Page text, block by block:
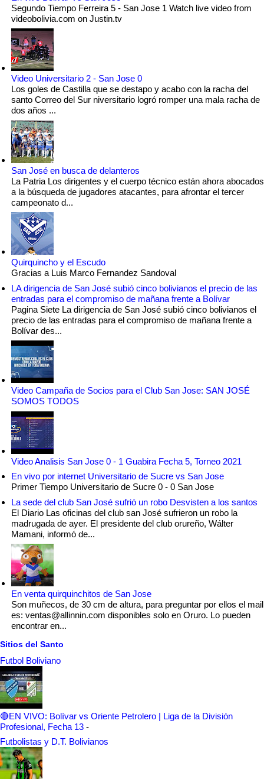
Segundo Tiempo Ferreira 5 - San Jose 1 Watch live video from
videobolivia.com on Justin.tv
Video Universitario 2 - San Jose 0
Los goles de Castilla que se destapo y acabo con la racha del
santo Correo del Sur niversitario logró romper una mala racha de
dos años ...
San José en busca de delanteros
La Patria Los dirigentes y el cuerpo técnico están ahora abocados
a la búsqueda de jugadores atacantes, para afrontar el tercer
campeonato d...
Quirquincho y el Escudo
Gracias a Luis Marco Fernandez Sandoval
LA dirigencia de San José subió cinco bolivianos el precio de las
entradas para el compromiso de mañana frente a Bolívar
Pagina Siete La dirigencia de San José subió cinco bolivianos el
precio de las entradas para el compromiso de mañana frente a
Bolívar des...
Video Campaña de Socios para el Club San Jose: SAN JOSÉ
SOMOS TODOS
Video Analisis San Jose 0 - 1 Guabira Fecha 5, Torneo 2021
En vivo por internet Universitario de Sucre vs San Jose
Primer Tiempo Universitario de Sucre 0 - 0 San Jose
La sede del club San José sufrió un robo Desvisten a los santos
El Diario Las oficinas del club san José sufrieron un robo la
madrugada de ayer. El presidente del club orureño, Wálter
Mamani, informó de...
En venta quirquinchitos de San Jose
Son muñecos, de 30 cm de altura, para preguntar por ellos el mail
es: ventas@allinnin.com disponibles solo en Oruro. Lo pueden
encontrar en...
Sitios del Santo
Futbol Boliviano
🔴EN VIVO: Bolívar vs Oriente Petrolero | Liga de la División
Profesional, Fecha 13 -
Futbolistas y D.T. Bolivianos